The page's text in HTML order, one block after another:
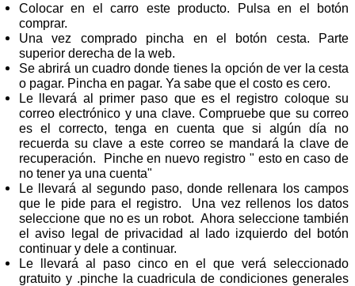
Colocar en el carro este producto. Pulsa en el botón
comprar.
Una vez comprado pincha en el botón cesta. Parte
superior derecha de la web.
Se abrirá un cuadro donde tienes la opción de ver la cesta
o pagar. Pincha en pagar. Ya sabe que el costo es cero.
Le llevará al primer paso que es el registro coloque su
correo electrónico y una clave. Compruebe que su correo
es el correcto, tenga en cuenta que si algún día no
recuerda su clave a este correo se mandará la clave de
recuperación. Pinche en nuevo registro " esto en caso de
no tener ya una cuenta"
Le llevará al segundo paso, donde rellenara los campos
que le pide para el registro. Una vez rellenos los datos
seleccione que no es un robot. Ahora seleccione también
el aviso legal de privacidad al lado izquierdo del botón
continuar y dele a continuar.
Le llevará al paso cinco en el que verá seleccionado
gratuito y .pinche la cuadricula de condiciones generales